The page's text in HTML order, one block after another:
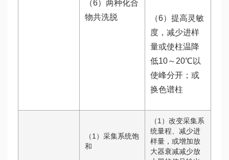
（6）两种化合
物共洗脱
（6）提高灵敏
度，减少进样
量或使柱温降
低10～20℃以
使峰分开；或
换色谱柱
（1）采集系统饱
和
（1）改变采集系
统量程、减少进
样量，或增加放
大器衰减减少放